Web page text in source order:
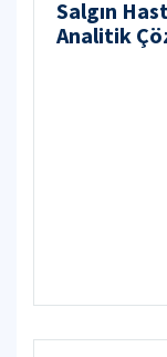
Salgın
Analitik